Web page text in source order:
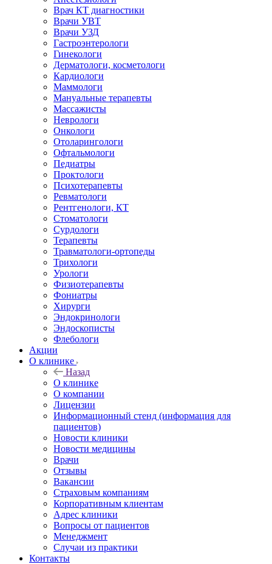
Врач КТ диагностики
Врачи УВТ
Врачи УЗД
Гастроэнтерологи
Гинекологи
Дерматологи, косметологи
Кардиологи
Маммологи
Мануальные терапевты
Массажисты
Неврологи
Онкологи
Отоларингологи
Офтальмологи
Педиатры
Проктологи
Психотерапевты
Ревматологи
Рентгенологи, КТ
Стоматологи
Сурдологи
Терапевты
Травматологи-ортопеды
Трихологи
Урологи
Физиотерапевты
Фониатры
Хирурги
Эндокринологи
Эндоскописты
Флебологи
Акции
О клинике
Назад
О клинике
О компании
Лицензии
Информационный стенд (информация для
пациентов)
Новости клиники
Новости медицины
Врачи
Отзывы
Вакансии
Страховым компаниям
Корпоративным клиентам
Адрес клиники
Вопросы от пациентов
Менеджмент
Случаи из практики
Контакты